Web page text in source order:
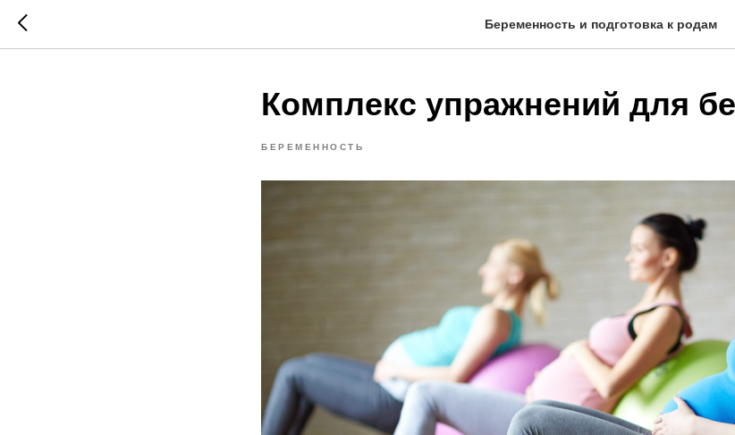
Беременность и подготовка к родам
Комплекс упражнений для
БЕРЕМЕННОСТЬ